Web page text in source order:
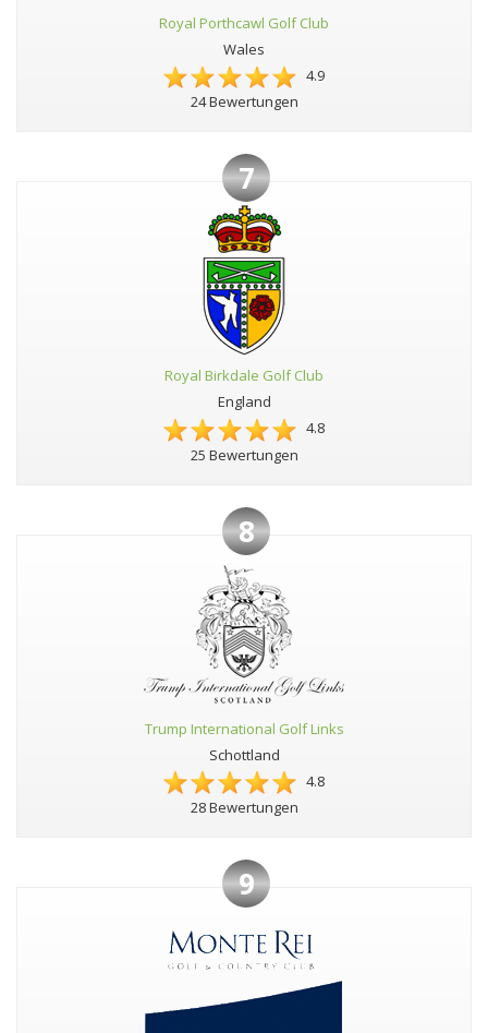
Royal Porthcawl Golf Club
Wales
4.9
24 Bewertungen
7
Royal Birkdale Golf Club
England
4.8
25 Bewertungen
8
Trump International Golf Links
Schottland
4.8
28 Bewertungen
9